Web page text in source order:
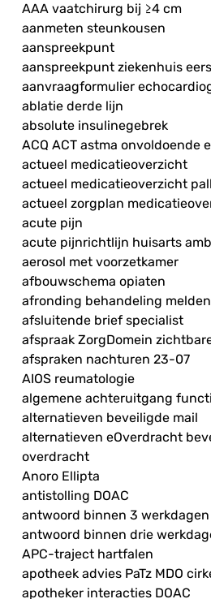
AAA vaatchirurg bij ≥4 cm
aanmeten steunkousen
aanspreekpunt
aanspreekpunt ziekenhuis
aanvraagformulier
ablatie derde lijn
absolute insulinegebrek
ACQ ACT astma onvoldoende
actueel medicatieoverzicht
actueel medicatieoverzicht
actueel zorgplan
acute pijn
acute pijnrichtlijn huisarts
aerosol met voorzetkamer
afbouwschema opiaten
afronding behandeling
afsluitende brief specialist
afspraak ZorgDomein
afspraken nachturen 23-07
AIOS reumatologie
algemene achteruitgang
alternatieven beveiligde mail
alternatieven eOverdracht
overdracht
Anoro Ellipta
antistolling DOAC
antwoord binnen 3 werkdagen
antwoord binnen drie
APC-traject hartfalen
apotheek advies PaTz MDO
apotheker interacties DOAC